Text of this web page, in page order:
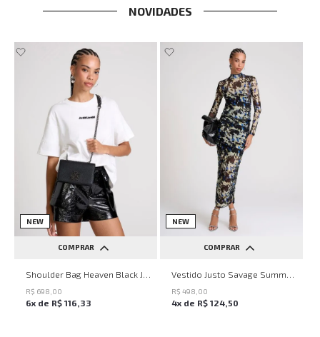
NOVIDADES
NEW
COMPRAR
UN
R$ 698 00
6x de R$ 116 33
NEW
COMPRAR
PP P M G
R$ 498 00
4x de R$ 124 50